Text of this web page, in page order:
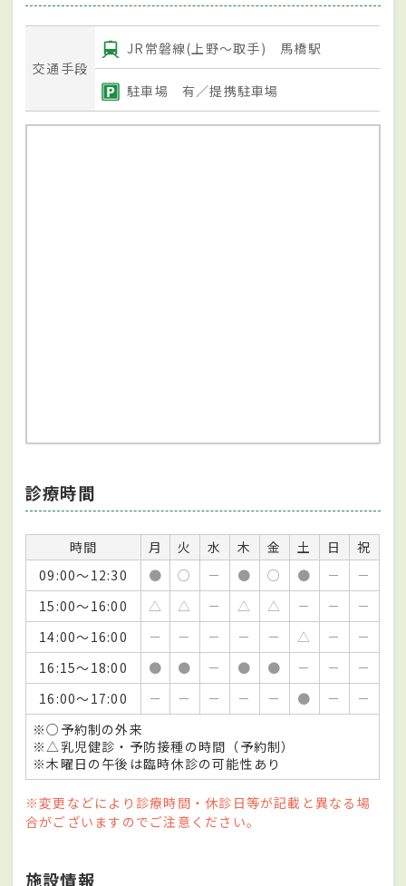
交通手段
JR常磐線(上野～取手) 馬橋駅
駐車場 有／提携駐車場
診療時間
時間 月 火 水 木 金 土 日
祝
09:00～12:30
● ○ － ● ○ ● －
－
15:00～16:00
△ △ － △ △ － －
－
14:00～16:00
－ － － － － △ －
－
16:15～18:00
● ● － ● ● － －
－
16:00～17:00
－ － － － － ● －
－
※○予約制の外来
※△乳児健診・予防接種の時間（予約制）
※木曜日の午後は臨時休診の可能性あり
※変更などにより診療時間・休診日等が記載と異なる場
合がございますのでご注意ください。
施設情報